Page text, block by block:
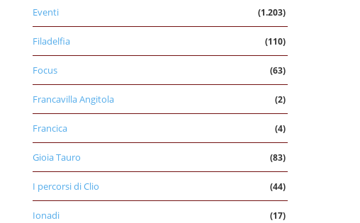
Eventi (1.203)
Filadelfia (110)
Focus (63)
Francavilla Angitola (2)
Francica (4)
Gioia Tauro (83)
I percorsi di Clio (44)
Ionadi (17)